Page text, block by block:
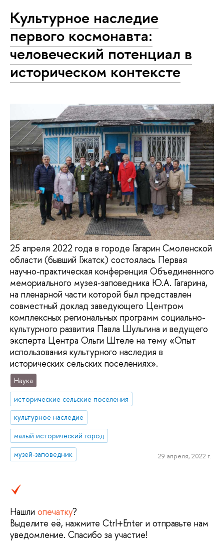
Культурное наследие
первого космонавта:
человеческий потенциал в
историческом контексте
25 апреля 2022 года в городе Гагарин Смоленской
области (бывший Гжатск) состоялась Первая
научно-практическая конференция Объединенного
мемориального музея-заповедника Ю.А. Гагарина,
на пленарной части которой был представлен
совместный доклад заведующего Центром
комплексных региональных программ социально-
культурного развития Павла Шульгина и ведущего
эксперта Центра Ольги Штеле на тему «Опыт
использования культурного наследия в
исторических сельских поселениях».
Наука
исторические сельские поселения
культурное наследие
малый исторический город
музей-заповедник
29 апреля, 2022 г.
Нашли опечатку?
Выделите её, нажмите Ctrl+Enter и отправьте нам
уведомление. Спасибо за участие!